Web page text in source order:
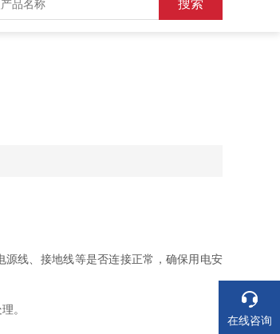
线、接地线等是否连接正常，确保用电安
。
在线咨询